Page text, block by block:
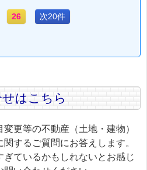
26 次20件
はこちら
更等の不動産（土地・建物）
するご質問にお答えします。
ぎているかもしれないとお感じ